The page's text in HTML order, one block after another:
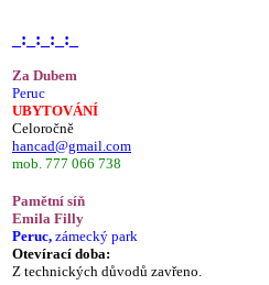
_:_:_:_:_
Za Dubem
Peruc
UBYTOVÁNÍ
Celoročně
hancad@gmail.com
mob. 777 066 738
Pamětní síň
Emila Filly
Peruc, zámecký park
Otevírací doba:
Z technických důvodů zavřeno.